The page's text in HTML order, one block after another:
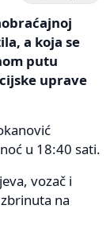
a koja se
putu
uprave
u 18:40 sati.
vozač i
na